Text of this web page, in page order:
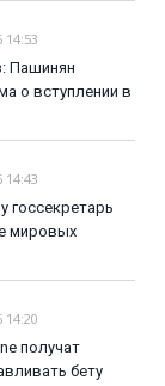
14:53
Пашинян
о вступлении в
14:43
госсекретарь
мировых
14:20
получат
бету